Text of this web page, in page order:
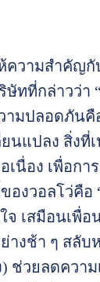
ความสำคัญ
ทที่กล่าวว่า
วามปลอดภัน
แปลง สิ่งที่เ
นื่อง เพื่อก
วอลโว่คือ
เสมือนเพื่
างช้า ๆ สลั
ช่วยลดควา